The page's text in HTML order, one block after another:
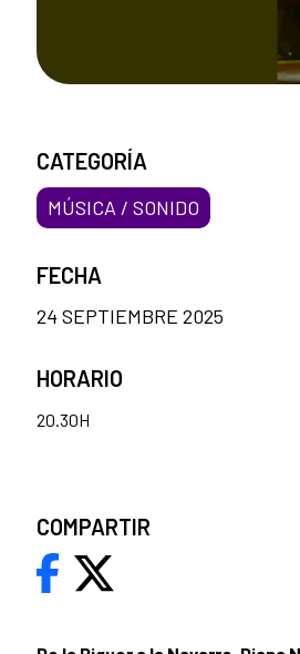
CATEGORÍA
MÚSICA / SONIDO
FECHA
24 SEPTIEMBRE 2025
HORARIO
20.30H
COMPARTIR